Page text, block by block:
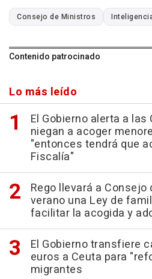
Consejo de Ministros
Contenido patrocinado
Lo más leído
El Gobierno alerta a las
niegan a acoger
"entonces tendrá que
Fiscalía"
Rego llevará a
verano una Ley de
facilitar la acogida y
El Gobierno transfiere
euros a Ceuta para
migrantes